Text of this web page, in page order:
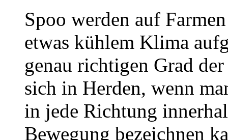
Spoo werden auf
etwas kühlem Klima
genau richtigen Grad
sich in Herden, wenn
in jede Richtung
Bewegung bezeichnen